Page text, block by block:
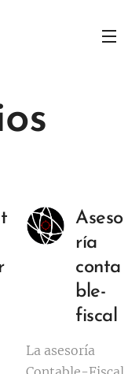
Aseso
ría
conta
ble-
fiscal
La asesoría